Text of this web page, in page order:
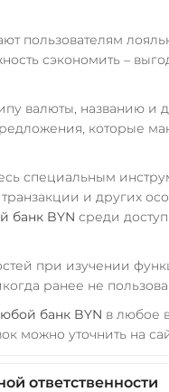
пользователям
сэкономить –
валюты, названию и
которые
специальным
и других
банк BYN среди
при изучении
ранее не
банк BYN в любое
можно уточнить на
ответственности